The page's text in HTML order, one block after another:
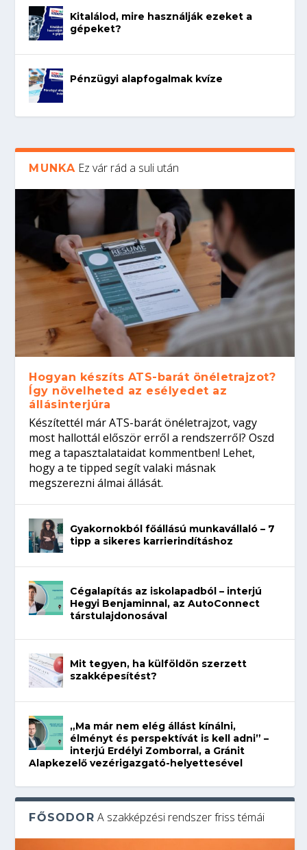
Kitalálod, mire használják ezeket a
gépeket?
Pénzügyi alapfogalmak kvíze
MUNKA Ez vár rád a suli után
Hogyan készíts ATS-barát önéletrajzot?
Így növelheted az esélyedet az
állásinterjúra
Készítettél már ATS-barát önéletrajzot, vagy
most hallottál először erről a rendszerről? Oszd
meg a tapasztalataidat kommentben! Lehet,
hogy a te tipped segít valaki másnak
megszerezni álmai állását.
Gyakornokból főállású munkavállaló – 7
tipp a sikeres karrierindításhoz
Cégalapítás az iskolapadból – interjú
Hegyi Benjaminnal, az AutoConnect
társtulajdonosával
Mit tegyen, ha külföldön szerzett
szakképesítést?
„Ma már nem elég állást kínálni,
élményt és perspektívát is kell adni” –
interjú Erdélyi Zomborral, a Gránit
Alapkezelő vezérigazgató-helyettesével
FŐSODOR A szakképzési rendszer friss témái